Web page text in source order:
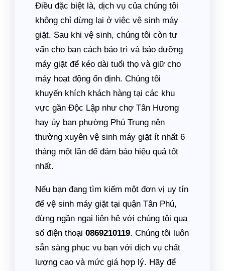
Điều đặc biệt là, dịch vụ của chúng tôi
không chỉ dừng lại ở việc vệ sinh máy
giặt. Sau khi vệ sinh, chúng tôi còn tư
vấn cho bạn cách bảo trì và bảo dưỡng
máy giặt để kéo dài tuổi thọ và giữ cho
máy hoạt động ổn định. Chúng tôi
khuyến khích khách hàng tại các khu
vực gần Độc Lập như chợ Tân Hương
hay ủy ban phường Phú Trung nên
thường xuyên vệ sinh máy giặt ít nhất 6
tháng một lần để đảm bảo hiệu quả tốt
nhất.
Nếu bạn đang tìm kiếm một đơn vị uy tín
để vệ sinh máy giặt tại quận Tân Phú,
đừng ngần ngại liên hệ với chúng tôi qua
số điện thoại 0869210119. Chúng tôi luôn
sẵn sàng phục vụ bạn với dịch vụ chất
lượng cao và mức giá hợp lý. Hãy để